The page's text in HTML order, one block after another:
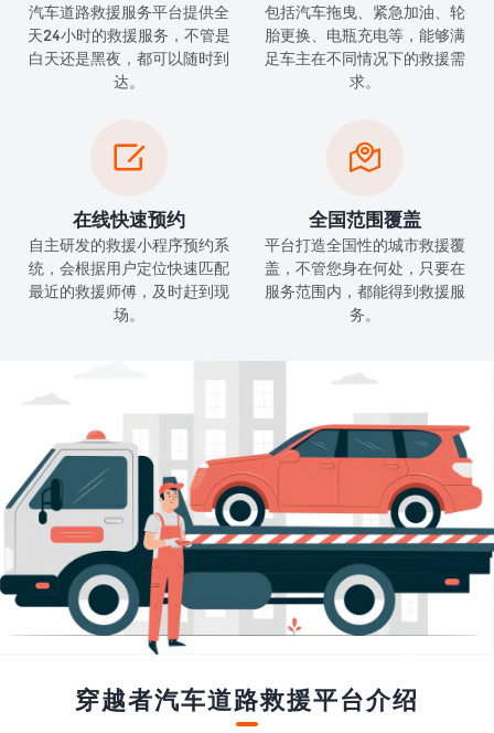
汽车道路救援服务平台提供全
天24小时的救援服务，不管是
白天还是黑夜，都可以随时到
达。
包括汽车拖曳、紧急加油、轮
胎更换、电瓶充电等，能够满
足车主在不同情况下的救援需
求。

在线快速预约
自主研发的救援小程序预约系
统，会根据用户定位快速匹配
最近的救援师傅，及时赶到现
场。

全国范围覆盖
平台打造全国性的城市救援覆
盖，不管您身在何处，只要在
服务范围内，都能得到救援服
务。
穿越者汽车道路救援平台介绍